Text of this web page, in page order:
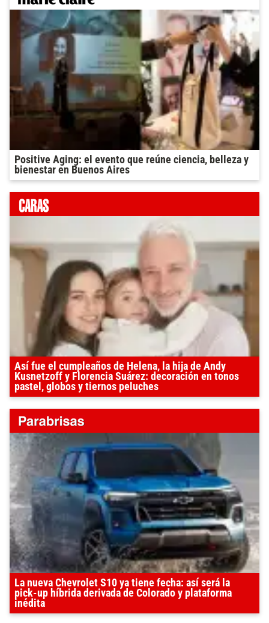
Positive Aging: el evento que reúne ciencia, belleza y
bienestar en Buenos Aires
Así fue el cumpleaños de Helena, la hija de Andy
Kusnetzoff y Florencia Suárez: decoración en tonos
pastel, globos y tiernos peluches
La nueva Chevrolet S10 ya tiene fecha: así será la
pick-up híbrida derivada de Colorado y plataforma
inédita